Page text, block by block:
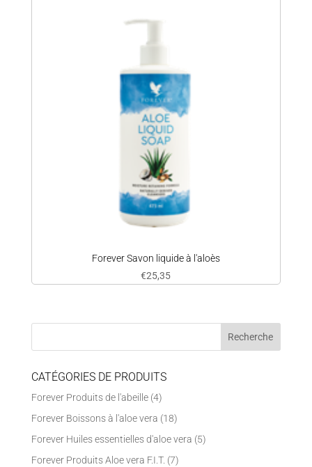
Forever Savon liquide à l'aloès
€25,35
CATÉGORIES DE PRODUITS
Forever Produits de l'abeille (4)
Forever Boissons à l'aloe vera (18)
Forever Huiles essentielles d'aloe vera (5)
Forever Produits Aloe vera F.I.T. (7)